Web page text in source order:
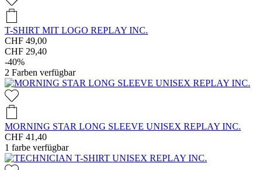
T-SHIRT MIT LOGO REPLAY INC.
CHF 49,00
CHF 29,40
-40%
2 Farben verfügbar
MORNING STAR LONG SLEEVE UNISEX REPLAY INC.
CHF 41,40
1 farbe verfügbar